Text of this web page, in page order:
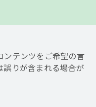
ンテンツをご希望の言
誤りが含まれる場合が